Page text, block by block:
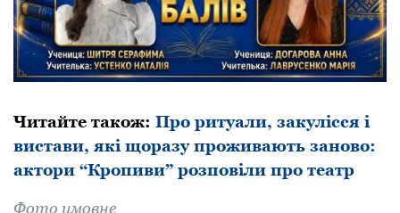
Читайте такoж: Про ритуали, закулісся і
вистави, які щоразу проживають заново:
актори “Кропиви” розповіли про театр
Фoтo умовне